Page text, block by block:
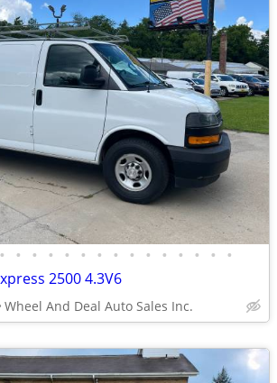
• • • • • • • • • • • • • • •
2500 4.3V6
Wheel And Deal Auto Sales Inc.